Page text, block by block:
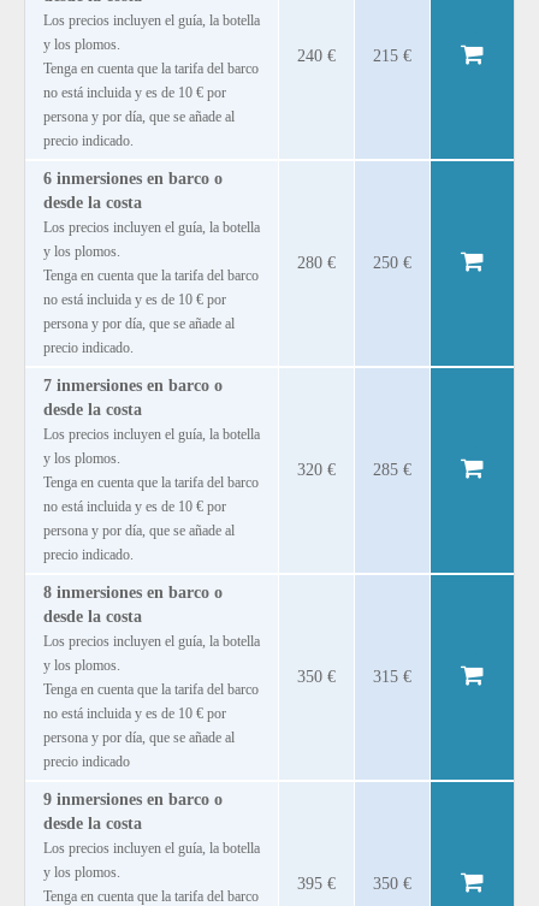
Los precios incluyen el guía, la botella
y los plomos.
Tenga en cuenta que la tarifa del barco
no está incluida y es de 10 € por
persona y por día, que se añade al
precio indicado.
240 € 215 €
6 inmersiones en barco o
desde la costa
Los precios incluyen el guía, la botella
y los plomos.
Tenga en cuenta que la tarifa del barco
no está incluida y es de 10 € por
persona y por día, que se añade al
precio indicado.
280 € 250 €
7 inmersiones en barco o
desde la costa
Los precios incluyen el guía, la botella
y los plomos.
Tenga en cuenta que la tarifa del barco
no está incluida y es de 10 € por
persona y por día, que se añade al
precio indicado.
320 € 285 €
8 inmersiones en barco o
desde la costa
Los precios incluyen el guía, la botella
y los plomos.
Tenga en cuenta que la tarifa del barco
no está incluida y es de 10 € por
persona y por día, que se añade al
precio indicado
350 € 315 €
9 inmersiones en barco o
desde la costa
Los precios incluyen el guía, la botella
y los plomos.
Tenga en cuenta que la tarifa del barco
395 € 350 €